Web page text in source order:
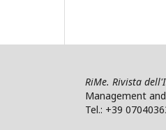
RiMe. Rivista
Management
Tel.: +39